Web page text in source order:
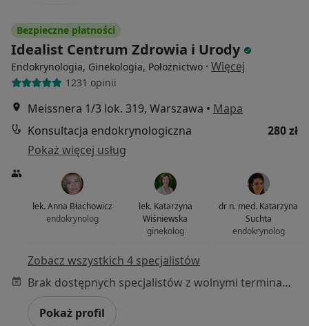
Bezpieczne płatności
Idealist Centrum Zdrowia i Urody
Endokrynologia, Ginekologia, Położnictwo · Więcej
1231 opinii
Meissnera 1/3 lok. 319, Warszawa • Mapa
Konsultacja endokrynologiczna
280 zł
Pokaż więcej usług
lek. Anna Błachowicz
endokrynolog
lek. Katarzyna
Wiśniewska
ginekolog
dr n. med. Katarzyna
Suchta
endokrynolog
Zobacz wszystkich 4 specjalistów
Brak dostępnych specjalistów z wolnymi terminami w tym centrum medycznym.
Pokaż profil